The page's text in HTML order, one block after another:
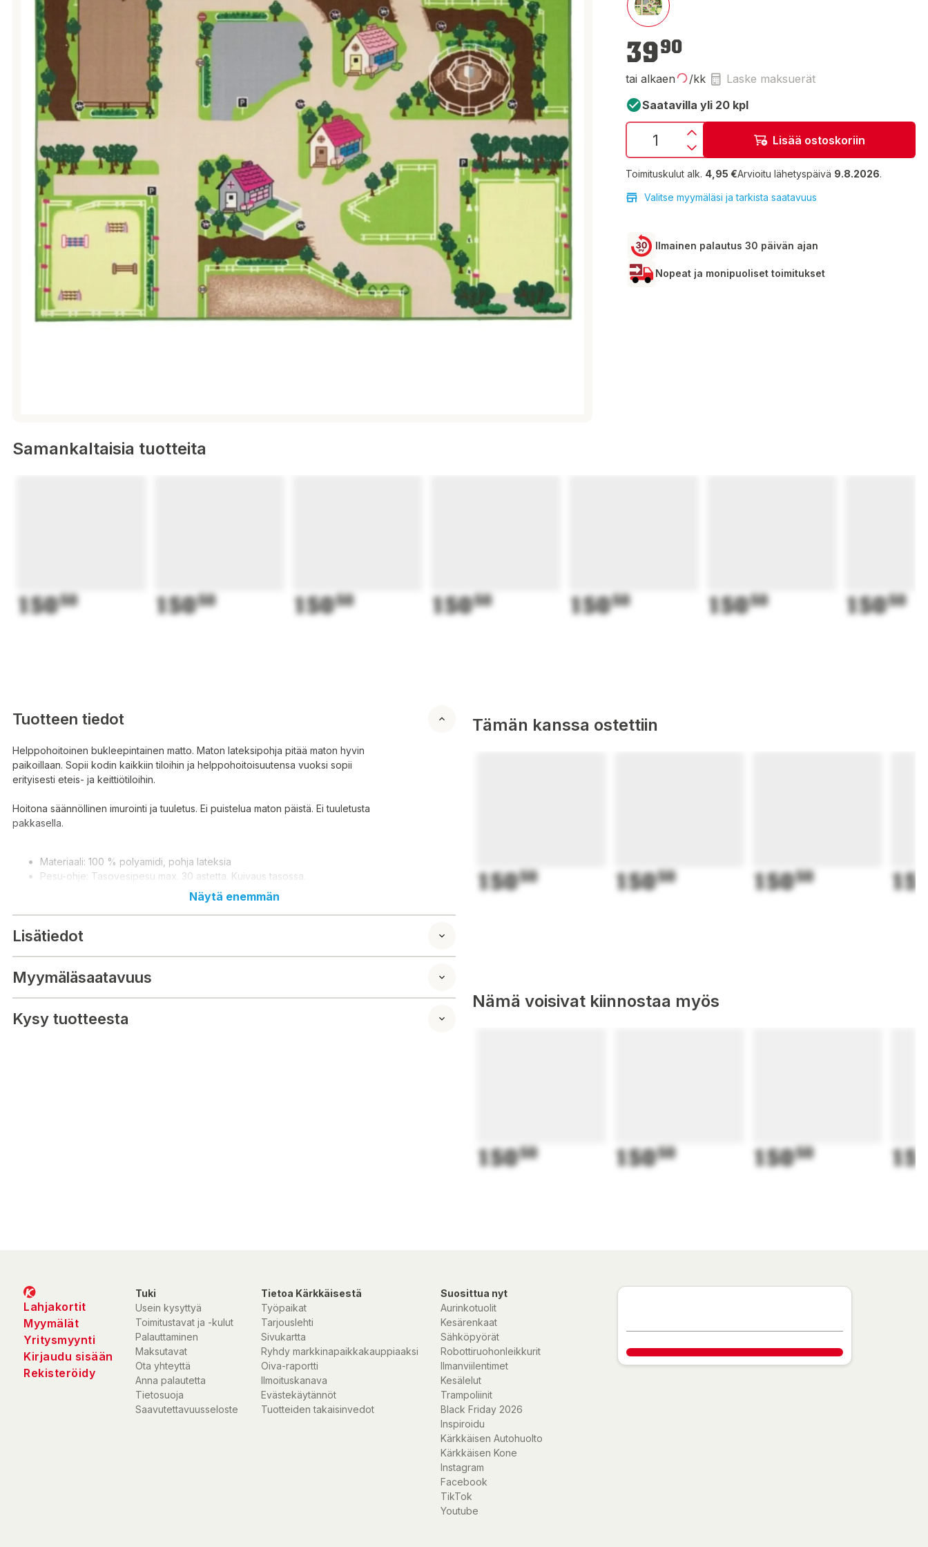
3990
tai alkaen /kk
Laske maksuerät
Saatavilla yli 20 kpl
Lisää ostoskoriin
Toimituskulut alk. 4,95 €Arvioitu lähetyspäivä 9.8.2026.
Valitse myymäläsi ja tarkista saatavuus
Ilmainen palautus 30 päivän ajan
Nopeat ja monipuoliset toimitukset
Samankaltaisia tuotteita
15050 15050 15050 15050 15050 15050 15050
Tuotteen tiedot
Helppohoitoinen bukleepintainen matto. Maton lateksipohja pitää maton hyvin
paikoillaan. Sopii kodin kaikkiin tiloihin ja helppohoitoisuutensa vuoksi sopii
erityisesti eteis- ja keittiötiloihin.
Hoitona säännöllinen imurointi ja tuuletus. Ei puistelua maton päistä. Ei tuuletusta
pakkasella.
Materiaali: 100 % polyamidi, pohja lateksia
Pesu-ohje: Tasovesipesu max. 30 astetta. Kuivaus tasossa.
Lättskött matta med öglemönstrad yta. Mattans latexbaksida håller den väl på plats.
Passar i alla hemmets utrymmen och är särskilt lämplig för hall och kök tack vare sin
lättskötta design.
Skötsel: Regelbunden dammsugning och vädring. Skaka inte mattan i hörnen.
Undvik att vädra i minusgrader.
Näytä enemmän
Lisätiedot
Myymäläsaatavuus
Kysy tuotteesta
Tämän kanssa ostettiin
15050 15050 15050
Nämä voisivat kiinnostaa myös
15050 15050 15050
Lahjakortit
Myymälät
Yritysmyynti
Kirjaudu sisään
Rekisteröidy
Tuki
Usein kysyttyä
Toimitustavat ja -kulut
Palauttaminen
Maksutavat
Ota yhteyttä
Anna palautetta
Tietosuoja
Saavutettavuusseloste
Tietoa Kärkkäisestä
Työpaikat
Tarjouslehti
Sivukartta
Ryhdy markkinapaikkakauppiaaksi
Oiva-raportti
Ilmoituskanava
Evästekäytännöt
Tuotteiden takaisinvedot
Suosittua nyt
Aurinkotuolit
Kesärenkaat
Sähköpyörät
Robottiruohonleikkurit
Ilmanviilentimet
Kesälelut
Trampoliinit
Black Friday 2026
Inspiroidu
Kärkkäisen Autohuolto
Kärkkäisen Kone
Instagram
Facebook
TikTok
Youtube